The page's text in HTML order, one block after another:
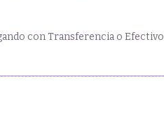
con Transferencia o Efectivo